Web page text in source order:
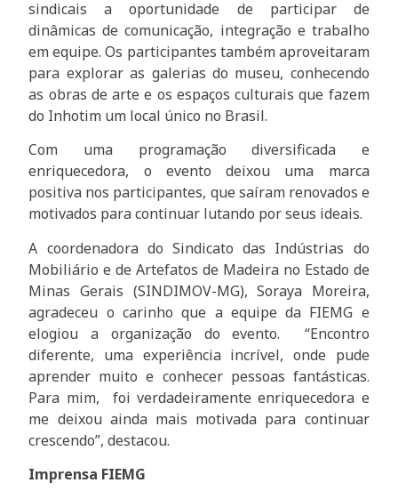
sindicais a oportunidade de participar de
dinâmicas de comunicação, integração e trabalho
em equipe. Os participantes também aproveitaram
para explorar as galerias do museu, conhecendo
as obras de arte e os espaços culturais que fazem
do Inhotim um local único no Brasil.
Com uma programação diversificada e
enriquecedora, o evento deixou uma marca
positiva nos participantes, que saíram renovados e
motivados para continuar lutando por seus ideais.
A coordenadora do Sindicato das Indústrias do
Mobiliário e de Artefatos de Madeira no Estado de
Minas Gerais (SINDIMOV-MG), Soraya Moreira,
agradeceu o carinho que a equipe da FIEMG e
elogiou a organização do evento. “Encontro
diferente, uma experiência incrível, onde pude
aprender muito e conhecer pessoas fantásticas.
Para mim, foi verdadeiramente enriquecedora e
me deixou ainda mais motivada para continuar
crescendo”, destacou.
Imprensa FIEMG